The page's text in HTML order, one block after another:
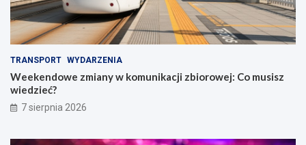
TRANSPORT WYDARZENIA
Weekendowe zmiany w komunikacji zbiorowej: Co musisz
wiedzieć?
7 sierpnia 2026